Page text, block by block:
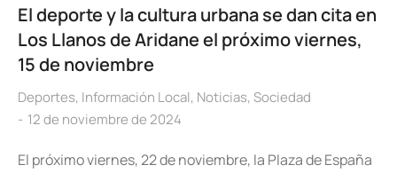
El deporte y la cultura urbana se dan cita en
Los Llanos de Aridane el próximo viernes,
15 de noviembre
Deportes, Información Local, Noticias, Sociedad
12 de noviembre de 2024
El próximo viernes, 22 de noviembre, la Plaza de España